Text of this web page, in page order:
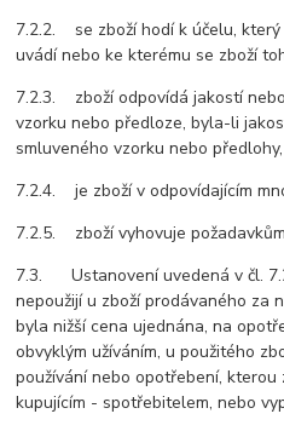
7.2.2. se zboží hodí k účelu,
uvádí nebo ke kterému se zboží
7.2.3. zboží odpovídá jakostí
vzorku nebo předloze, byla-li
smluveného vzorku nebo předlohy,
7.2.4. je zboží v odpovídajícím
7.2.5. zboží vyhovuje
7.3. Ustanovení uvedená v čl.
nepoužijí u zboží prodávaného za
byla nižší cena ujednána, na
obvyklým užíváním, u použitého
používání nebo opotřebení, kterou
kupujícím - spotřebitelem, nebo